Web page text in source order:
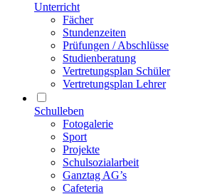
Unterricht
Fächer
Stundenzeiten
Prüfungen / Abschlüsse
Studienberatung
Vertretungsplan Schüler
Vertretungsplan Lehrer
Schulleben
Fotogalerie
Sport
Projekte
Schulsozialarbeit
Ganztag AG’s
Cafeteria